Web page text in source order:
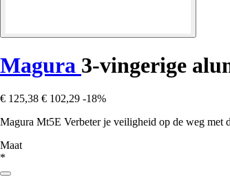
Magura 3-vingerige
€ 125,38 € 102,29 -18%
Magura Mt5E Verbeter je veiligheid op de weg met
Maat
*